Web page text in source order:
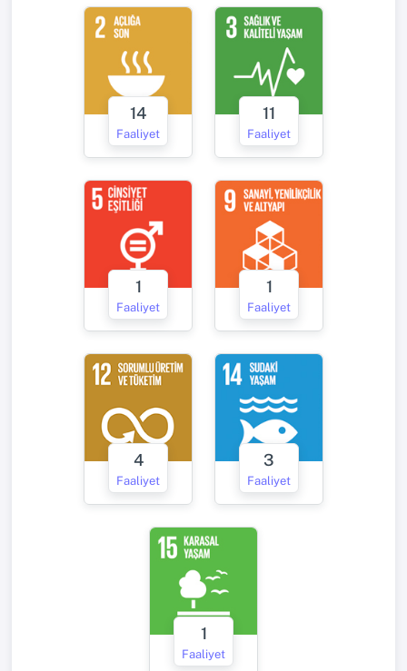
14
Faaliyet
11
Faaliyet
1
Faaliyet
1
Faaliyet
4
Faaliyet
3
Faaliyet
1
Faaliyet